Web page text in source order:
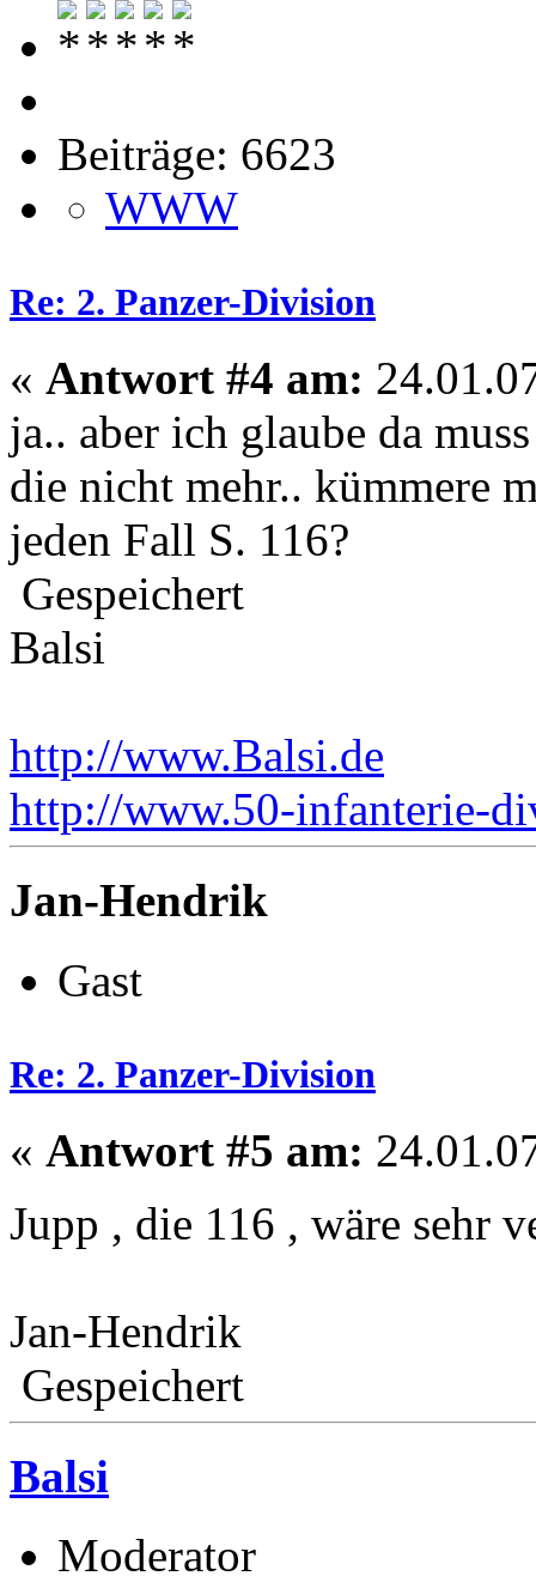
Beiträge: 6623
WWW
Re: 2. Panzer-Division
« Antwort #4 am:
ja.. aber ich glaube da
die nicht mehr.. kümmere
jeden Fall S. 116?
Gespeichert
Balsi
http://www.Balsi.de
http://www.50-infanterie-
Jan-Hendrik
Gast
Re: 2. Panzer-Division
« Antwort #5 am:
Jupp , die 116 , wäre sehr
Jan-Hendrik
Gespeichert
Balsi
Moderator